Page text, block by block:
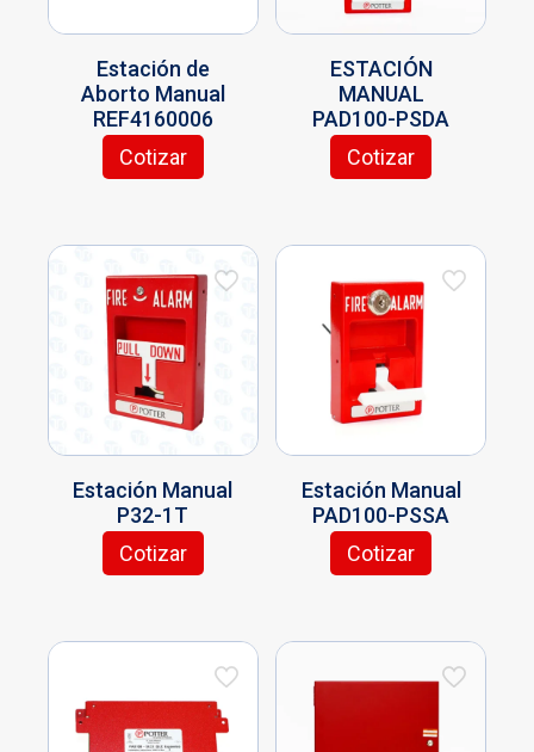
Estación de
Aborto Manual
REF4160006
Cotizar
ESTACIÓN
MANUAL
PAD100-PSDA
Cotizar
Estación Manual
P32-1T
Cotizar
Estación Manual
PAD100-PSSA
Cotizar